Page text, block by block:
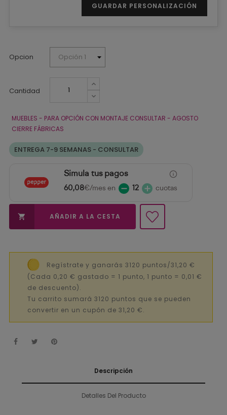
GUARDAR PERSONALIZACIÓN
Opcion
Cantidad
MUEBLES - PARA OPCIÓN CON MONTAJE CONSULTAR - AGOSTO
CIERRE FÁBRICAS
ENTREGA 7-9 SEMANAS - CONSULTAR
Simula tus pagos
60,08€/mes en 12 cuotas
 AÑADIR A LA CESTA
Regístrate y ganarás 3120 puntos/31,20 €
(Cada 0,20 € gastado = 1 punto, 1 punto = 0,01 €
de descuento).
Tu carrito sumará 3120 puntos que se pueden
convertir en un cupón de 31,20 €.
Descripción
Detalles Del Producto